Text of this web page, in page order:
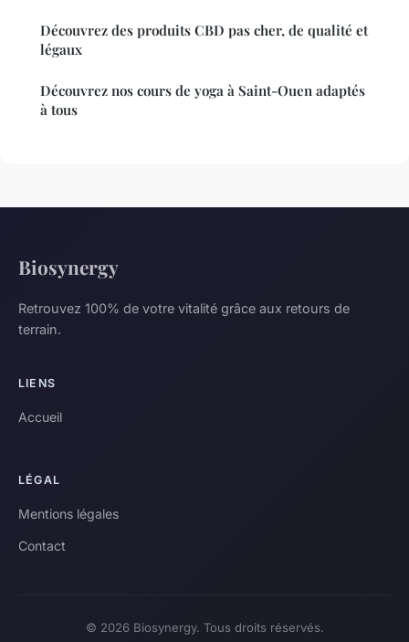
Découvrez des produits CBD pas cher, de qualité et
légaux
Découvrez nos cours de yoga à Saint-Ouen adaptés
à tous
Biosynergy
Retrouvez 100% de votre vitalité grâce aux retours de
terrain.
LIENS
Accueil
LÉGAL
Mentions légales
Contact
© 2026 Biosynergy. Tous droits réservés.